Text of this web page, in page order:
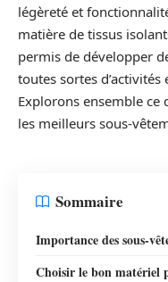
légèreté et
matière de tissus
permis de développer
toutes sortes
Explorons ensemble
les meilleurs sous-
Sommaire
Importance des sous-
Choisir le bon matériel